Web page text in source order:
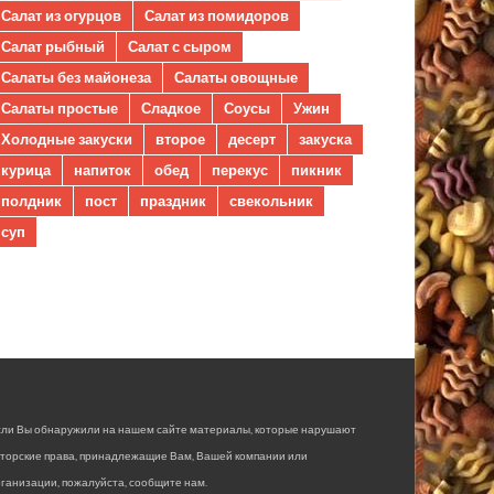
Салат из огурцов
Салат из помидоров
Салат рыбный
Салат с сыром
Салаты без майонеза
Салаты овощные
Салаты простые
Сладкое Соусы
Ужин
Холодные закуски
второе десерт
закуска
курица
напиток обед перекус
пикник
полдник
пост праздник
свекольник
суп
Вы обнаружили на нашем сайте материалы, которые нарушают
права, принадлежащие Вам, Вашей компании или
пожалуйста, сообщите нам.